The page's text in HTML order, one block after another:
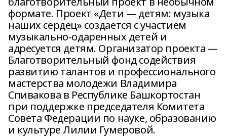
формате. Проект «Дети — детям: музыка
наших сердец» создается с участием
музыкально-одаренных детей и
адресуется детям. Организатор проекта —
Благотворительный фонд содействия
развитию талантов и профессионального
мастерства молодежи Владимира
Спивакова в Республике Башкортостан
при поддержке председателя Комитета
Совета Федерации по науке, образованию
и культуре Лилии Гумеровой.